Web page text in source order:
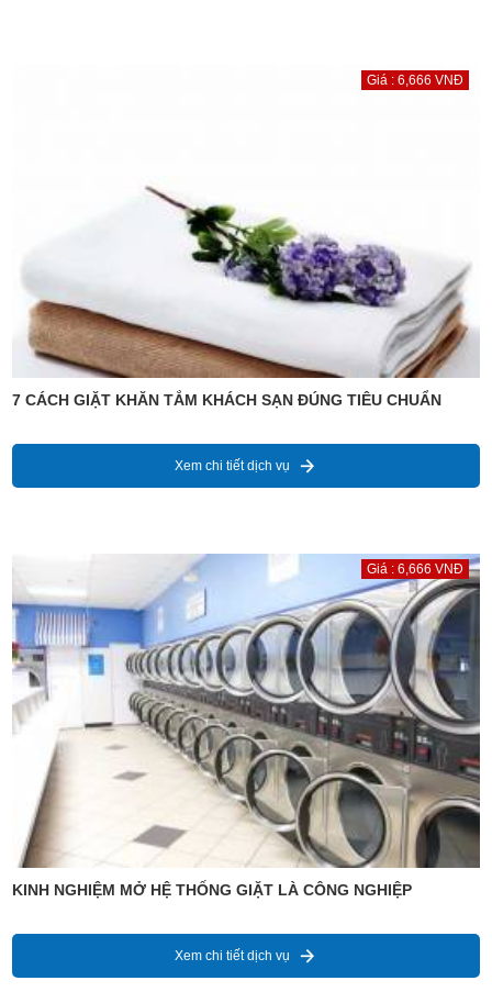
Giá : 6,666 VNĐ
7 CÁCH GIẶT KHĂN TẮM KHÁCH SẠN ĐÚNG TIÊU CHUẨN
Xem chi tiết dịch vụ
Giá : 6,666 VNĐ
KINH NGHIỆM MỞ HỆ THỐNG GIẶT LÀ CÔNG NGHIỆP
Xem chi tiết dịch vụ